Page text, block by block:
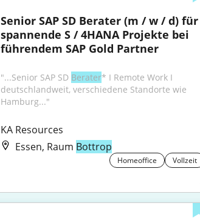
Senior SAP SD Berater (m / w / d) für
spannende S / 4HANA Projekte bei
führendem SAP Gold Partner
"...Senior SAP SD Berater* I Remote Work I
deutschlandweit, verschiedene Standorte wie
Hamburg..."
KA Resources
Essen, Raum Bottrop
Homeoffice Vollzeit